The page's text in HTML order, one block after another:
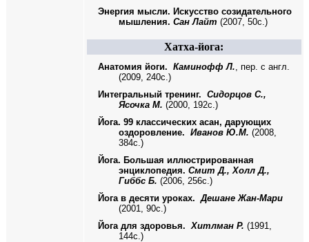
Энергия мысли. Искусство созидательного
мышления. Сан Лайт (2007, 50с.)
Хатха-йога:
Анатомия йоги. Каминофф Л., пер. с англ.
(2009, 240с.)
Интегральный тренинг. Сидорцов С.,
Ясочка М. (2000, 192с.)
Йога. 99 классических асан, дарующих
оздоровление. Иванов Ю.М. (2008,
384с.)
Йога. Большая иллюстрированная
энциклопедия. Смит Д., Холл Д.,
Гиббс Б. (2006, 256с.)
Йога в десяти уроках.Дешане Жан-Мари
(2001, 90с.)
Йога для здоровья.Хитлман Р. (1991,
144с.)